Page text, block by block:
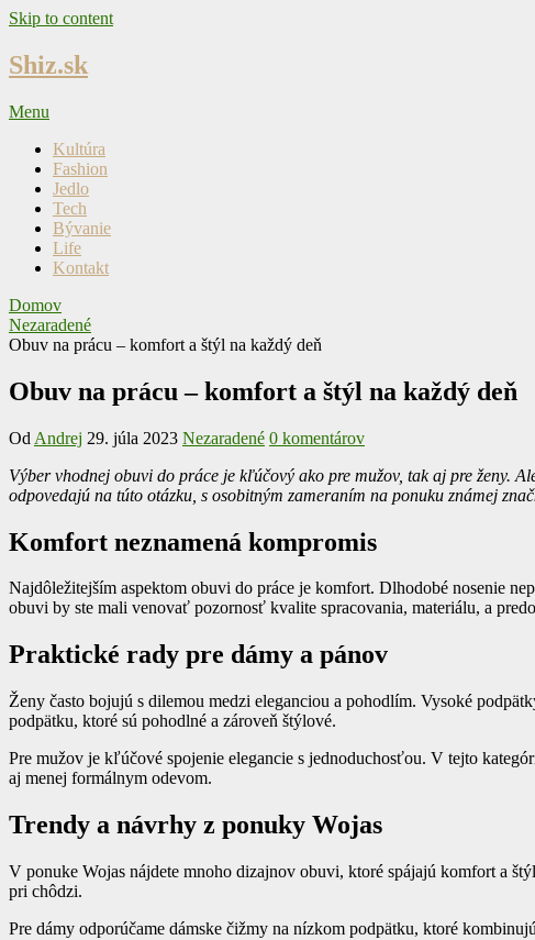
Skip to content
Shiz.sk
Menu
Kultúra
Fashion
Jedlo
Tech
Bývanie
Life
Kontakt
Domov
Nezaradené
Obuv na prácu – komfort a štýl na každý deň
Obuv na prácu – komfort a štýl na každý deň
Od Andrej 29. júla 2023 Nezaradené 0 komentárov
Výber vhodnej obuvi do práce je kľúčový ako pre mužov, tak aj pre ženy.
odpovedajú na túto otázku, s osobitným zameraním na ponuku známej
Komfort neznamená kompromis
Najdôležitejším aspektom obuvi do práce je komfort. Dlhodobé nosenie
obuvi by ste mali venovať pozornosť kvalite spracovania, materiálu, a
Praktické rady pre dámy a pánov
Ženy často bojujú s dilemou medzi eleganciou a pohodlím. Vysoké
podpätku, ktoré sú pohodlné a zároveň štýlové.
Pre mužov je kľúčové spojenie elegancie s jednoduchosťou. V tejto
aj menej formálnym odevom.
Trendy a návrhy z ponuky Wojas
V ponuke Wojas nájdete mnoho dizajnov obuvi, ktoré spájajú komfort a
pri chôdzi.
Pre dámy odporúčame dámske čižmy na nízkom podpätku, ktoré